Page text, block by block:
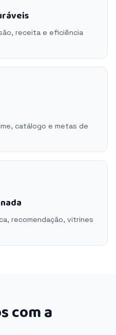
receita e eficiência
catálogo e metas de
recomendação, vitrines
com a